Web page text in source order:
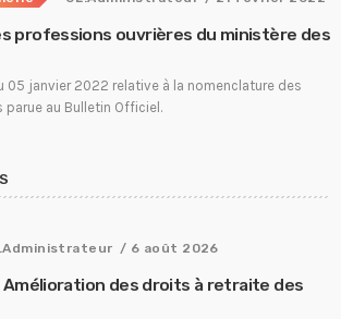
professions ouvrières du ministère des
05 janvier 2022 relative à la nomenclature des
au Bulletin Officiel.
/ 6 août 2026
Amélioration des droits à retraite des